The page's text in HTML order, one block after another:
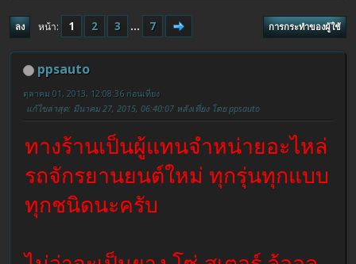
ลง หน้า 1 2 3 ... 7 การกระทำของผู้ใช้
ppsauto
ตุลาคม 01, 2013, 12:08:36 ก่อนเที่ยง
แก้ไขล่าสุด: มีนาคม 27, 2015, 06:40:07 หลังเที่ยง โดย ppsauto
ทางร้านเป็นผู้แทนจำหน่ายอะไหล่
รถจักรยานยนต์ใหม่ ทุกรุ่นทุกแบบ
ทุกชนิดนะครับ